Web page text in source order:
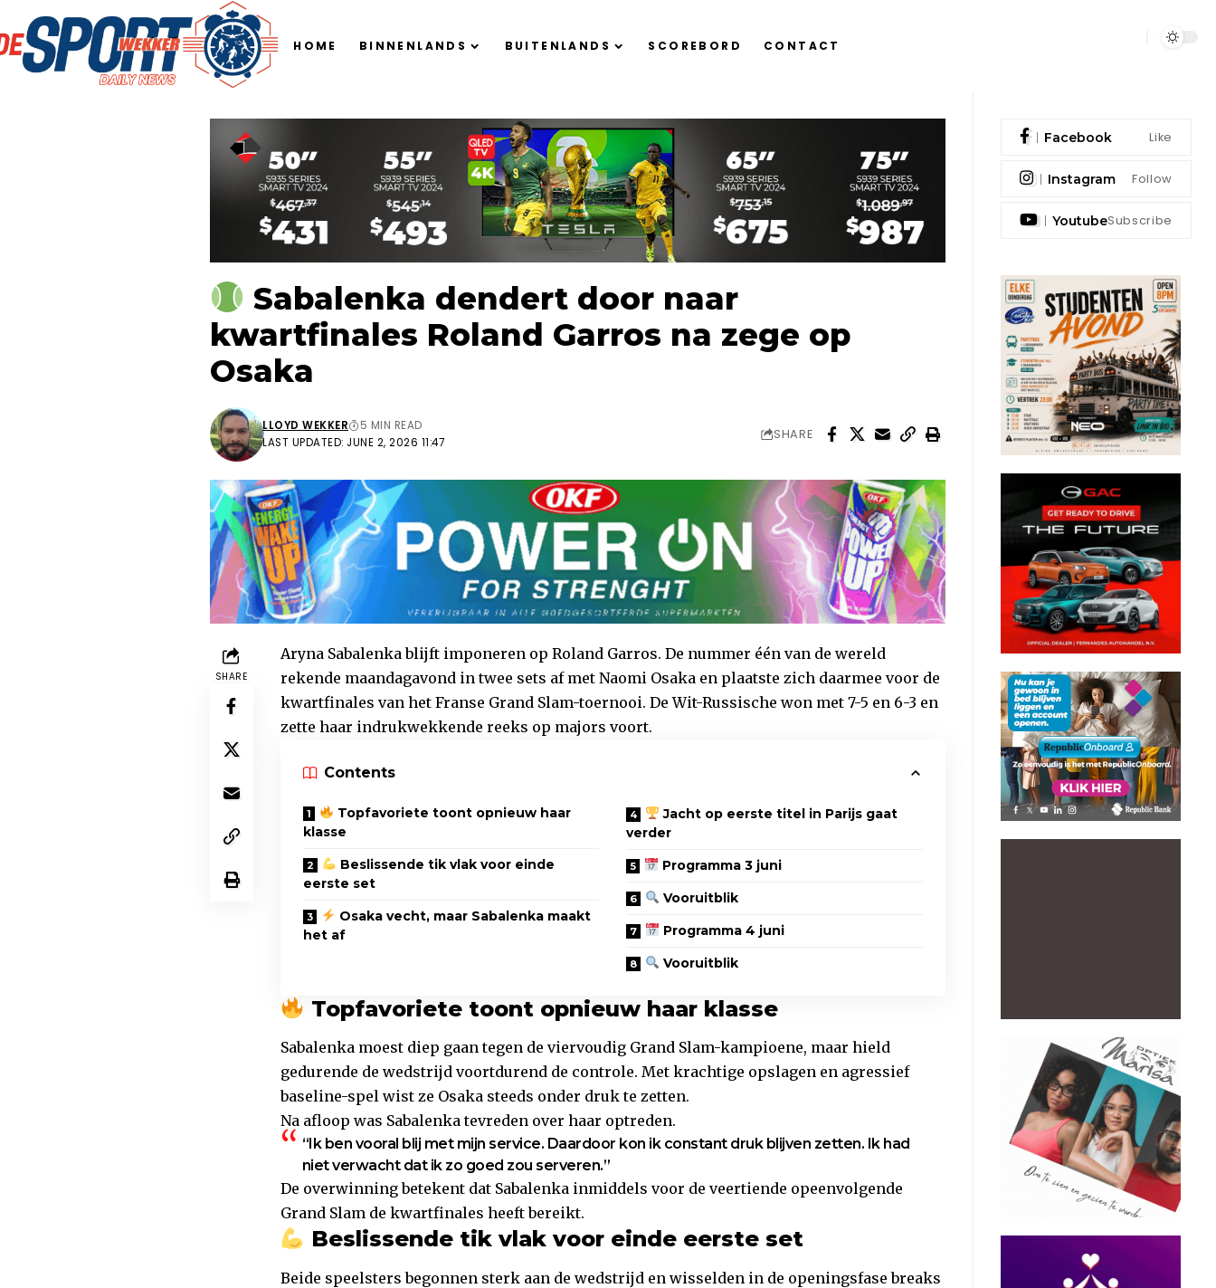
HOME BINNENLANDS BUITENLANDS SCOREBORD CONTACT
Sabalenka dendert door naar
kwartfinales Roland Garros na zege op
Osaka
LAST UPDATED: JUNE 2, 2026 11:47
LLOYD WEKKER 5 MIN READ
SHARE
SHARE
Aryna Sabalenka blijft imponeren op Roland Garros. De nummer één van de wereld
rekende maandagavond in twee sets af met Naomi Osaka en plaatste zich daarmee voor de
kwartfinales van het Franse Grand Slam-toernooi. De Wit-Russische won met 7-5 en 6-3 en
zette haar indrukwekkende reeks op majors voort.
Contents
Topfavoriete toont opnieuw haar
klasse
Beslissende tik vlak voor einde
eerste set
Osaka vecht, maar Sabalenka maakt
het af
Jacht op eerste titel in Parijs gaat
verder
Programma 3 juni
Vooruitblik
Programma 4 juni
Vooruitblik
Topfavoriete toont opnieuw haar klasse
Sabalenka moest diep gaan tegen de viervoudig Grand Slam-kampioene, maar hield
gedurende de wedstrijd voortdurend de controle. Met krachtige opslagen en agressief
baseline-spel wist ze Osaka steeds onder druk te zetten.
Na afloop was Sabalenka tevreden over haar optreden.
“Ik ben vooral blij met mijn service. Daardoor kon ik constant druk blijven zetten. Ik had
niet verwacht dat ik zo goed zou serveren.”
De overwinning betekent dat Sabalenka inmiddels voor de veertiende opeenvolgende
Grand Slam de kwartfinales heeft bereikt.
Beslissende tik vlak voor einde eerste set
Beide speelsters begonnen sterk aan de wedstrijd en wisselden in de openingsfase breaks
Facebook Like
Instagram Follow
YoutubeSubscribe